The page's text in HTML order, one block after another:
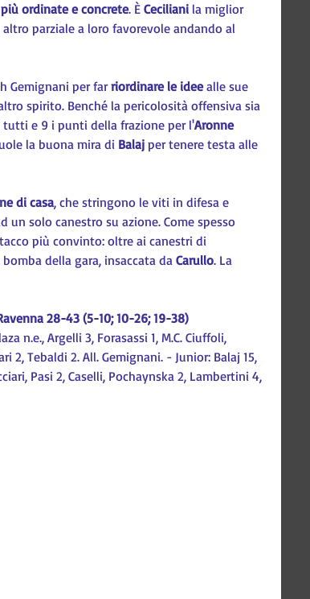
più ordinate e concrete. È Ceciliani la miglior
parziale a loro favorevole andando al
Gemignani per far riordinare le idee alle sue
spirito. Benché la pericolosità offensiva sia
tutti e 9 i punti della frazione per l'Aronne
la buona mira di Balaj per tenere testa alle
di casa, che stringono le viti in difesa e
un solo canestro su azione. Come spesso
più convinto: oltre ai canestri di
della gara, insaccata da Carullo. La
28-43 (5-10; 10-26; 19-38)
n.e., Argelli 3, Forasassi 1, M.C. Ciuffoli,
2, Tebaldi 2. All. Gemignani. - Junior: Balaj 15,
Pasi 2, Caselli, Pochaynska 2, Lambertini 4,